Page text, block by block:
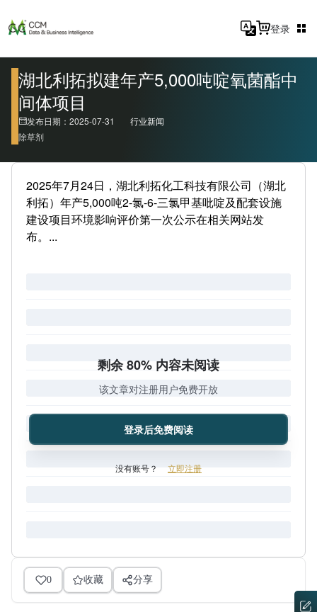
登录
湖北利拓拟建年产5,000吨啶氧菌酯中
间体项目
发布日期：2025-07-31
行业新闻
除草剂
2025年7月24日，湖北利拓化工科技有限公司（湖北
利拓）年产5,000吨2-氯-6-三氯甲基吡啶及配套设施
建设项目环境影响评价第一次公示在相关网站发
布。...
剩余 80% 内容未阅读
该文章对注册用户免费开放
登录后免费阅读
没有账号？ 立即注册
0 收藏 分享